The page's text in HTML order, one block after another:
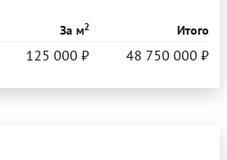
За м2 Итого
125 000 ₽ 48 750 000 ₽